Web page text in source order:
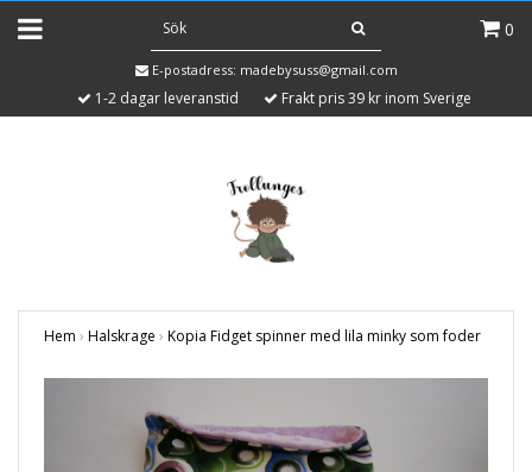
0
E-postadress: madebysuss@gmail.com
1-2 dagar leveranstid Frakt pris 39 kr inom Sverige
Hem › Halskrage › Kopia Fidget spinner med lila minky som foder